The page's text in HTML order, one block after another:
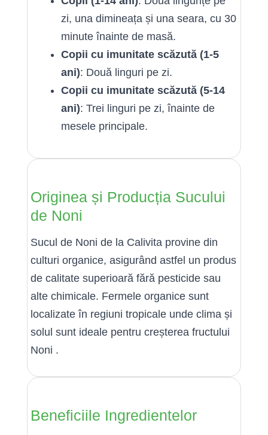
zi, una dimineața și una seara, cu 30
minute înainte de masă.
Copii cu imunitate scăzută (1-5
ani): Două linguri pe zi.
Copii cu imunitate scăzută (5-14
ani): Trei linguri pe zi, înainte de
mesele principale.
Originea și Producția Sucului
de Noni
Sucul de Noni de la Calivita provine din
culturi organice, asigurând astfel un produs
de calitate superioară fără pesticide sau
alte chimicale. Fermele organice sunt
localizate în regiuni tropicale unde clima și
solul sunt ideale pentru creșterea fructului
Noni .
Beneficiile Ingredientelor